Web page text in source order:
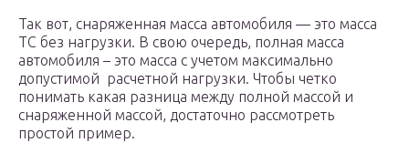
Так вот, снаряженная масса автомобиля — это масса
ТС без нагрузки. В свою очередь, полная масса
автомобиля – это масса с учетом максимально
допустимой расчетной нагрузки. Чтобы четко
понимать какая разница между полной массой и
снаряженной массой, достаточно рассмотреть
простой пример.